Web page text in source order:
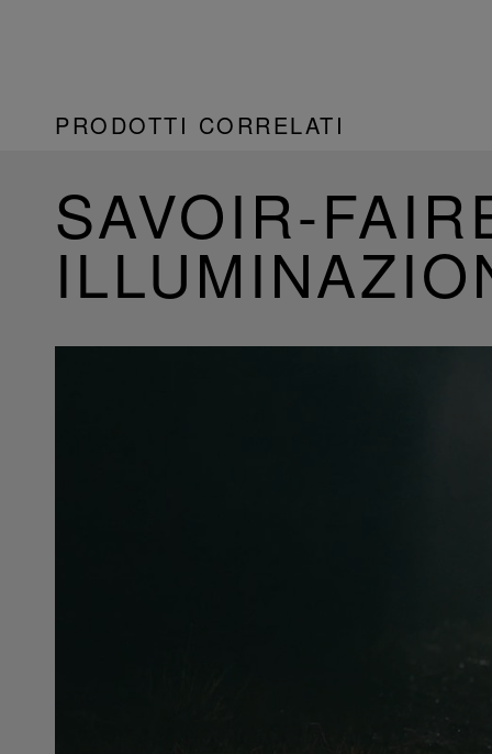
PRODOTTI CORRELATI
SAVOIR-